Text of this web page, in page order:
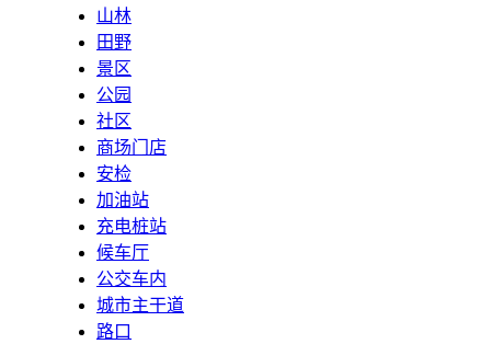
山林
田野
景区
公园
社区
商场门店
安检
加油站
充电桩站
候车厅
公交车内
城市主干道
路口